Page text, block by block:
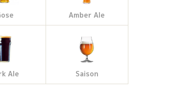
Amber Ale
Ale Saison